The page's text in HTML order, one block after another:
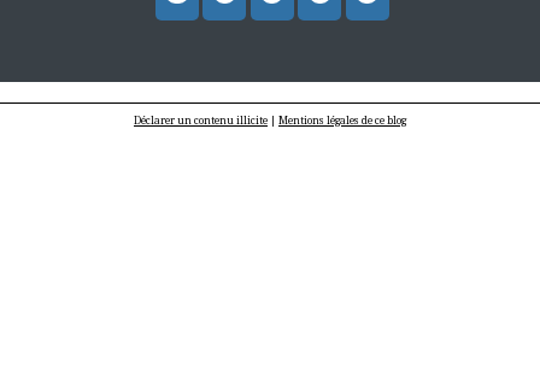
Déclarer un contenu illicite | Mentions légales de ce blog